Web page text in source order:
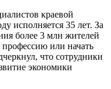
краевой
исполняется 35 лет. За
более 3 млн жителей
профессию или начать
что сотрудники
экономики